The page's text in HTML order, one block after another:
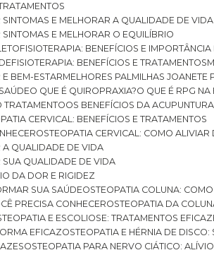
SINTOMAS E MELHORAR A QUALIDADE DE VIDA
SINTOMAS E MELHORAR O EQUILÍBRIO
FISIOTERAPIA: BENEFÍCIOS E
FISIOTERAPIA: BENEFÍCIOS E TRATAMENTOS
E BEM-ESTAR
MELHORES PALMILHAS
O QUE É QUIROPRAXIA?
O QUE É RPG
TRATAMENTO
OS BENEFÍCIOS DA
CERVICAL: BENEFÍCIOS E TRATAMENTOS
OSTEOPATIA CERVICAL: COMO
A QUALIDADE DE VIDA
SUA QUALIDADE DE VIDA
DA DOR E RIGIDEZ
SUA SAÚDE
OSTEOPATIA COLUNA:
PRECISA CONHECER
OSTEOPATIA DA
E ESCOLIOSE: TRATAMENTOS
EFICAZ
OSTEOPATIA E HÉRNIA DE
OSTEOPATIA PARA NERVO CIÁTICO: